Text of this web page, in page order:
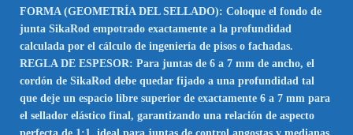
FORMA (GEOMETRÍA DEL SELLADO): Coloque el fondo de
junta SikaRod empotrado exactamente a la profundidad
calculada por el cálculo de ingeniería de pisos o fachadas.
REGLA DE ESPESOR: Para juntas de 6 a 7 mm de ancho, el
cordón de SikaRod debe quedar fijado a una profundidad tal
que deje un espacio libre superior de exactamente 6 a 7 mm para
el sellador elástico final, garantizando una relación de aspecto